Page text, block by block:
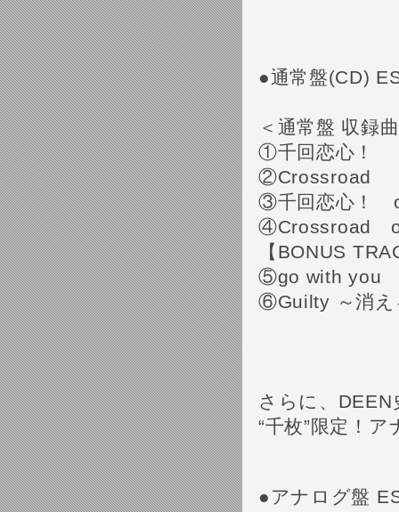
●通常盤(CD)
＜通常盤 収録
①千回恋心！
②Crossroad
③千回恋心！
④Crossroad
【BONUS
⑤go with you
⑥Guilty ～消
さらに、
“千枚”限定！
●アナログ盤